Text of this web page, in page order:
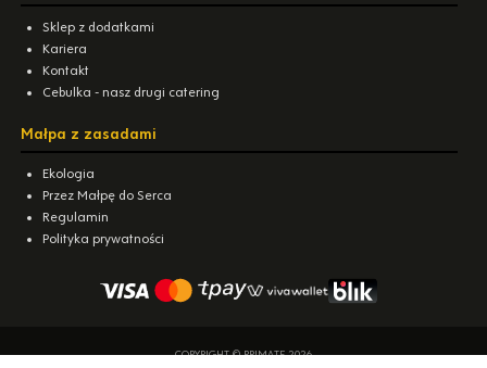
Sklep z dodatkami
Kariera
Kontakt
Cebulka - nasz drugi catering
Małpa z zasadami
Ekologia
Przez Małpę do Serca
Regulamin
Polityka prywatności
COPYRIGHT © PRIMATE 2026